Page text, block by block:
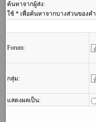
ค้นหาจากผู้ส่ง:
ใช้ * เพื่อค้นหาจากบางส่วนของคำ
Forum:
กลุ่ม:
แสดงผลเป็น: